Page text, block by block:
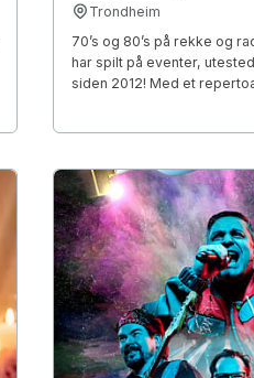
Trondheim
70’s og 80’s på rekke og
har spilt på eventer,
siden 2012! Med et